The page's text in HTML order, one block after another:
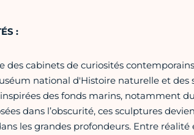
:
des cabinets de curiosités
national d'Histoire naturelle et des
des fonds marins, notamment
dans l’obscurité, ces sculptures
les grandes profondeurs. Entre